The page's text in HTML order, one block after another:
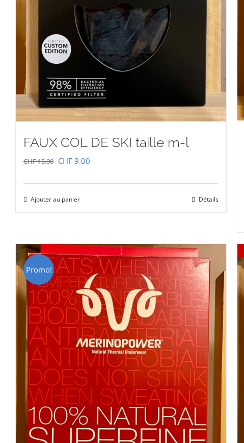
FAUX COL DE SKI taille m-l
CHF15.00 Le
initial
était :
CHF 9.00
actuel
Ajouter au panier Détails
Promo!